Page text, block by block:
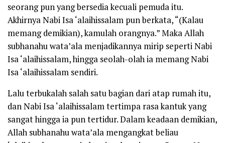
seorang pun yang bersedia kecuali pemuda itu.
Akhirnya Nabi Isa‘alaihissalam pun berkata, “(Kalau
memang demikian), kamulah orangnya.” Maka Allah
subhanahu wata’ala menjadikannya mirip seperti Nabi
Isa‘alaihissalam, hingga seolah-olah ia me­mang Nabi
Isa‘alaihissalam sendiri.
Lalu terbukalah salah satu bagian dari atap rumah itu,
dan Nabi Isa‘alaihissalamtertimpa rasa kantuk yang
sangat hingga ia pun tertidur. Dalam keadaan demikian,
Allah subhanahu wata’ala mengangkat beliau